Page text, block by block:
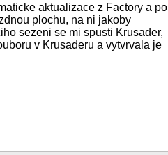
aktualizace z Factory a po
plochu, na ni jakoby
sezeni se mi spusti Krusader,
v Krusaderu a vytvrvala je